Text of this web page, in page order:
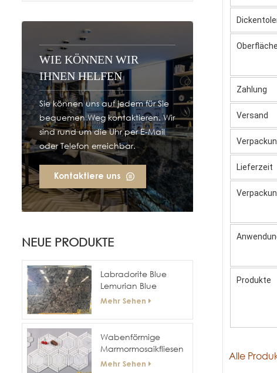
WIE KÖNNEN WIR
IHNEN HELFEN
Sie können uns auf jedem für Sie
bequemen Weg kontaktieren. Wir
sind rund um die Uhr per E-Mail
oder Telefon erreichbar.
Kontaktiere uns
NEUE PRODUKTE
Labradorite Blue
Lemurian Blue
Granitplatten
Mehr Sehen
Wabenförmige
Marmormosaikfliesen
mit sechseckiger
Mehr Sehen
Zahlung
Versand
Lieferzeit
Produkte
Alle